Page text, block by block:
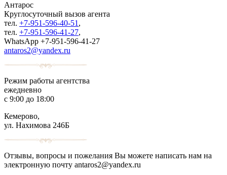
Антарос
Круглосуточный вызов агента
тел. +7-951-596-40-51 ,
тел. +7-951-596-41-27,
WhatsApp +7-951-596-41-27
antaros2@yandex.ru
Режим работы агентства
ежедневно
с 9:00 до 18:00
Кемерово,
ул. Нахимова 246Б
Отзывы, вопросы и пожелания Вы можете написать нам на
электронную почту antaros2@yandex.ru